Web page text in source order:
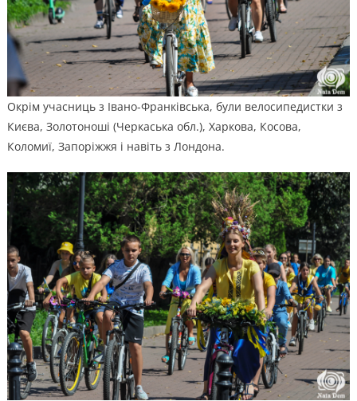
Окрім учасниць з Івано-Франківська, були велосипедистки з
Києва, Золотоноші (Черкаська обл.), Харкова, Косова,
Коломиї, Запоріжжя і навіть з Лондона.